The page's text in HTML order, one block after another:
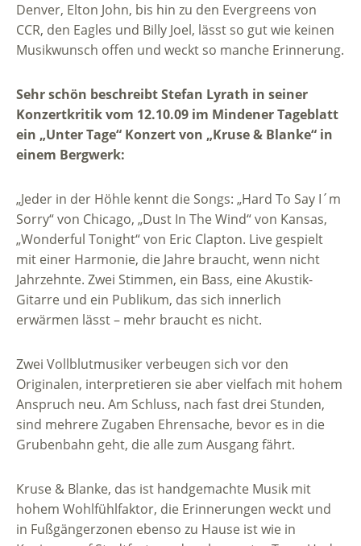
Denver, Elton John, bis hin zu den Evergreens von
CCR, den Eagles und Billy Joel, lässt so gut wie keinen
Musikwunsch offen und weckt so manche Erinnerung.
Sehr schön beschreibt Stefan Lyrath in seiner
Konzertkritik vom 12.10.09 im Mindener Tageblatt
ein „Unter Tage“ Konzert von „Kruse & Blanke“ in
einem Bergwerk:
„Jeder in der Höhle kennt die Songs: „Hard To Say I´m
Sorry“ von Chicago, „Dust In The Wind“ von Kansas,
„Wonderful Tonight“ von Eric Clapton. Live gespielt
mit einer Harmonie, die Jahre braucht, wenn nicht
Jahrzehnte. Zwei Stimmen, ein Bass, eine Akustik-
Gitarre und ein Publikum, das sich innerlich
erwärmen lässt – mehr braucht es nicht.
Zwei Vollblutmusiker verbeugen sich vor den
Originalen, interpretieren sie aber vielfach mit hohem
Anspruch neu. Am Schluss, nach fast drei Stunden,
sind mehrere Zugaben Ehrensache, bevor es in die
Grubenbahn geht, die alle zum Ausgang fährt.
Kruse & Blanke, das ist handgemachte Musik mit
hohem Wohlfühlfaktor, die Erinnerungen weckt und
in Fußgängerzonen ebenso zu Hause ist wie in